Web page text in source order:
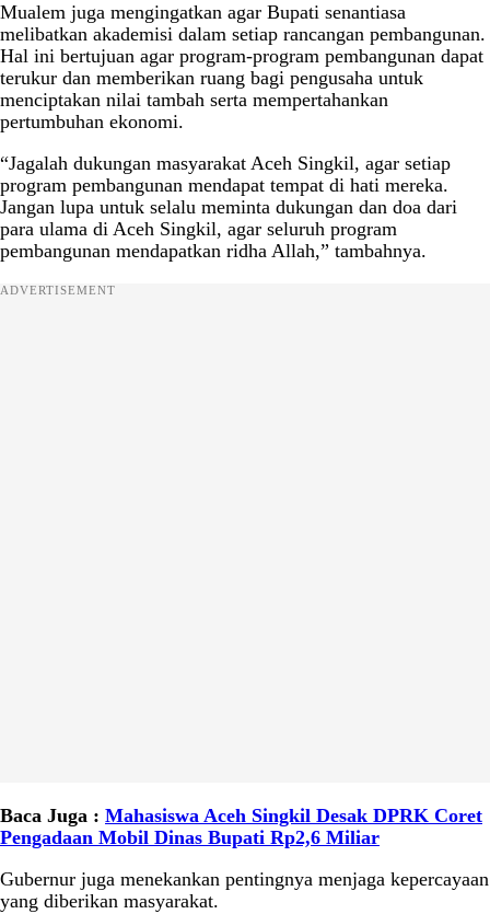
Mualem juga mengingatkan agar Bupati senantiasa
melibatkan akademisi dalam setiap rancangan pembangunan.
Hal ini bertujuan agar program-program pembangunan dapat
terukur dan memberikan ruang bagi pengusaha untuk
menciptakan nilai tambah serta mempertahankan
pertumbuhan ekonomi.
“Jagalah dukungan masyarakat Aceh Singkil, agar setiap
program pembangunan mendapat tempat di hati mereka.
Jangan lupa untuk selalu meminta dukungan dan doa dari
para ulama di Aceh Singkil, agar seluruh program
pembangunan mendapatkan ridha Allah,” tambahnya.
ADVERTISEMENT
Baca Juga : Mahasiswa Aceh Singkil Desak DPRK Coret
Pengadaan Mobil Dinas Bupati Rp2,6 Miliar
Gubernur juga menekankan pentingnya menjaga kepercayaan
yang diberikan masyarakat.